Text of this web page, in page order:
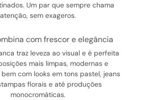
Um par que sempre chama
atenção, sem exageros.
com frescor e elegância
traz leveza ao visual e é perfeita
mais limpas, modernas e
bem com looks em tons pastel, jeans
florais e até produções
monocromáticas.